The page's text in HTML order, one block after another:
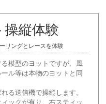
操縦体験
リングとレースを体験
模型のヨットですが、風
ル等は本物のヨットと同
る送信機で操縦します。
ックが有り、右スティッ